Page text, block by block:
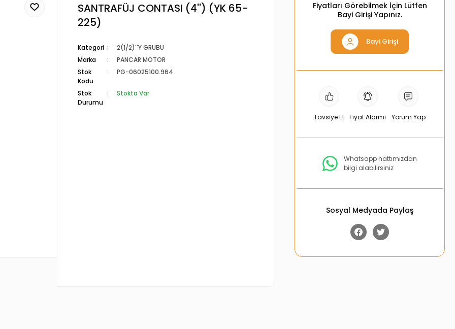
SANTRAFÜJ CONTASI (4'') (YK 65-
225)
Kategori
2(1/2)''Y GRUBU
Marka
PANCAR MOTOR
Stok
Kodu
PG-06025100.964
Stok
Durumu
Stokta Var
Fiyatları Görebilmek İçin Lütfen
Bayi Girişi Yapınız.
Bayi Girişi
Tavsiye Et Fiyat Alarmı Yorum Yap
Whatsapp hattımızdan
bilgi alabilirsiniz
Sosyal Medyada Paylaş